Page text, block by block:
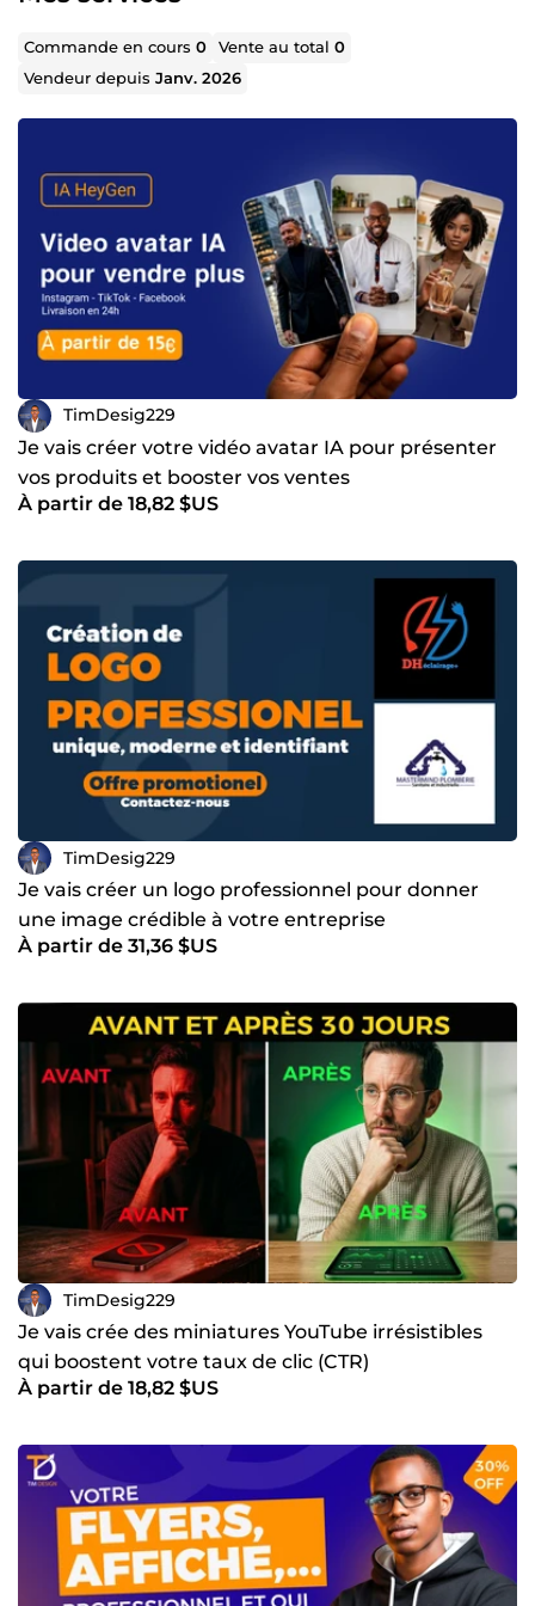
Commande en cours0 Vente au total0
Vendeur depuisJanv. 2026
TimDesig229
Je vais créer votre vidéo avatar IA pour présenter
vos produits et booster vos ventes
À partir de 18,82 $US
TimDesig229
Je vais créer un logo professionnel pour donner
une image crédible à votre entreprise
À partir de 31,36 $US
TimDesig229
Je vais crée des miniatures YouTube irrésistibles
qui boostent votre taux de clic (CTR)
À partir de 18,82 $US